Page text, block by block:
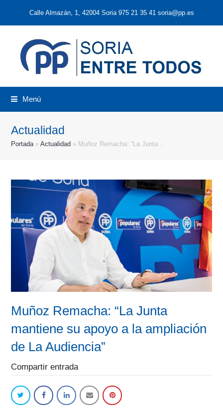
Calle Almazán, 1, 42004 Soria 975 21 35 41 soria@pp.es
Menú
Actualidad
Portada»Actualidad » Muñoz Remacha: “La Junta…
Muñoz Remacha: “La Junta
mantiene su apoyo a la ampliación
de La Audiencia”
Compartir entrada